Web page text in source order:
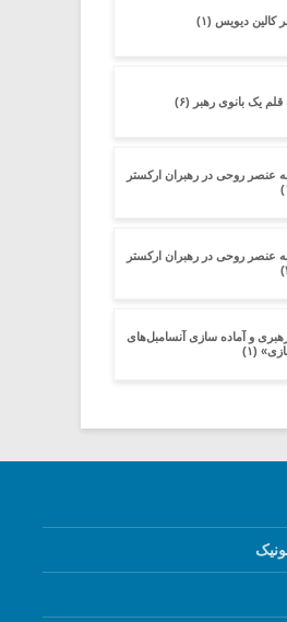
کالین دیویس (۱)
قلم یک بانوی رهبر (۶)
عنصر روحی در رهبران ارکستر
عنصر روحی در رهبران ارکستر
و آماده سازی آنسامبل‌های
(۱)